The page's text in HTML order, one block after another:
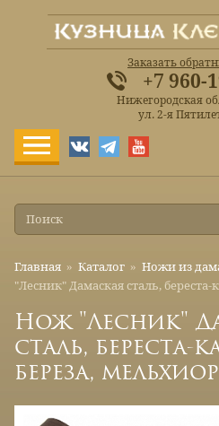
Заказать
+7 960-
Нижегородская
ул. 2-я
Главная » Каталог » Ножи из
"Лесник" Дамаская сталь,
Нож "Лесник"
сталь, береста-
береза, мельхиор